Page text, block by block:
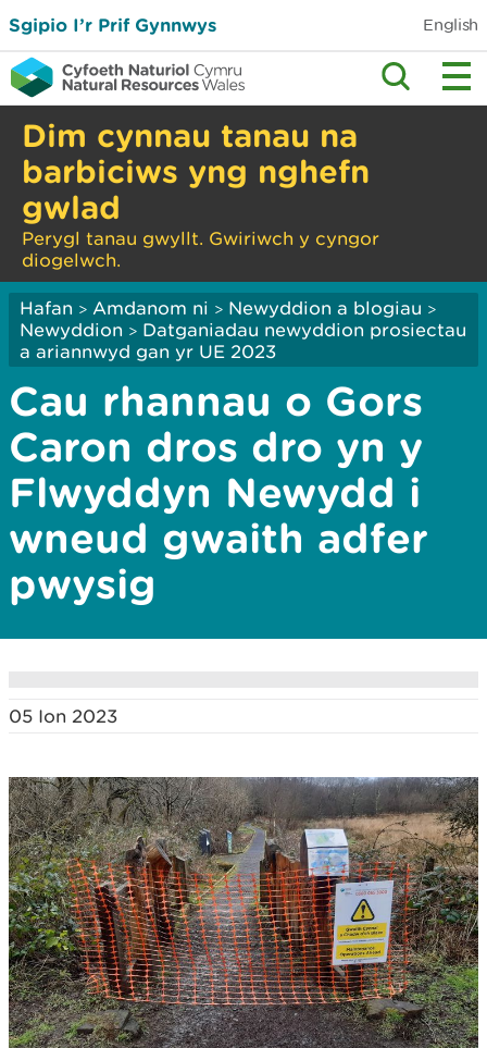
Sgipio I’r Prif Gynnwys English
Dim cynnau tanau na
barbiciws yng nghefn
gwlad
Perygl tanau gwyllt. Gwiriwch y cyngor
diogelwch.
Hafan > Amdanom ni > Newyddion a blogiau >
Newyddion > Datganiadau newyddion prosiectau
a ariannwyd gan yr UE 2023
Cau rhannau o Gors
Caron dros dro yn y
Flwyddyn Newydd i
wneud gwaith adfer
pwysig
05 Ion 2023